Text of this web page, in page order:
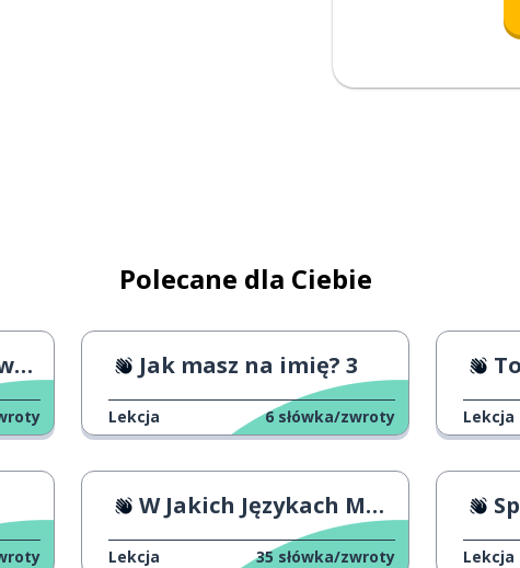
Polecane dla Ciebie
Jak masz na imię? 3
Lekcja 6 słówka/zwroty Lekcja
W Jakich Językach Mówisz?
Lekcja 35 słówka/zwroty Lekcja